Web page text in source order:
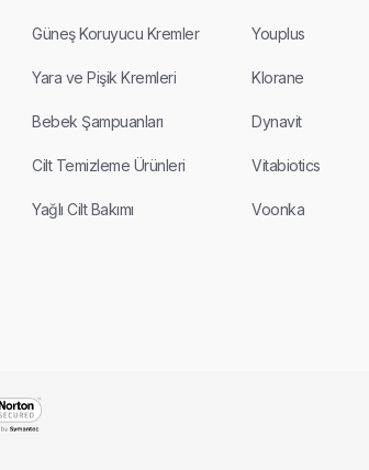
Güneş Koruyucu Kremler
Yara ve Pişik Kremleri
Bebek Şampuanları
Cilt Temizleme Ürünleri
Yağlı Cilt Bakımı
Youplus
Klorane
Dynavit
Vitabiotics
Voonka